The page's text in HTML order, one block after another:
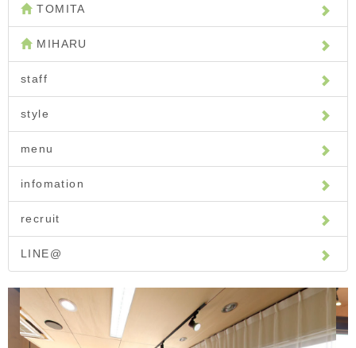
TOMITA
MIHARU
staff
style
menu
infomation
recruit
LINE@